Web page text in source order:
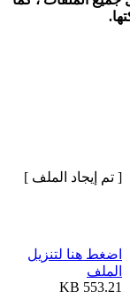
[ تم إيجاد الملف ]
اضغط هنا لتنزيل
الملف
553.21 KB